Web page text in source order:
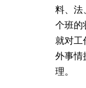
料、法
个班的
就对工
外事情
理。